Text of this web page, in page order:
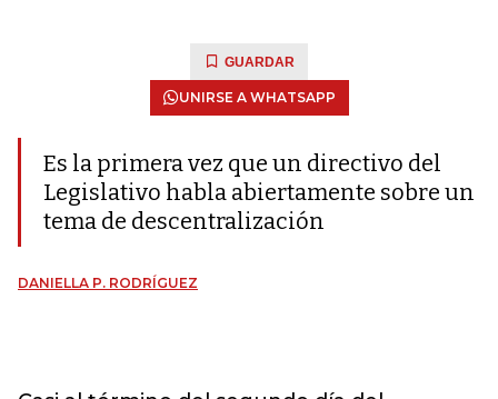
GUARDAR
UNIRSE A WHATSAPP
Es la primera vez que un directivo del
Legislativo habla abiertamente sobre un
tema de descentralización
DANIELLA P. RODRÍGUEZ